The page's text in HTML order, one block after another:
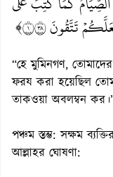
تَتَّقُونَ ١٨٣﴾
“হে মুমিনগণ,
ফরয করা হয়েছিল
তাকওয়া অবলম্বন
পঞ্চম স্তম্ভ: সক্ষম
আল্লাহর ঘোষণা: